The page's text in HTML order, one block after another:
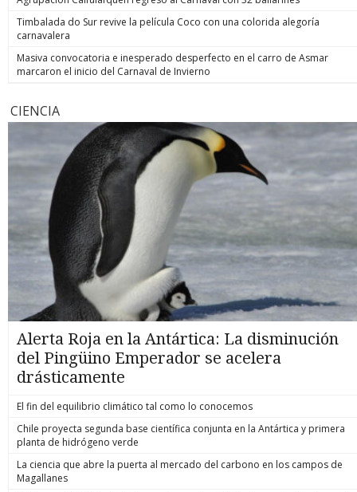
Timbalada do Sur revive la película Coco con una colorida alegoría
carnavalera
Masiva convocatoria e inesperado desperfecto en el carro de Asmar
marcaron el inicio del Carnaval de Invierno
CIENCIA
Alerta Roja en la Antártica: La disminución
del Pingüino Emperador se acelera
drásticamente
El fin del equilibrio climático tal como lo conocemos
Chile proyecta segunda base científica conjunta en la Antártica y primera
planta de hidrógeno verde
La ciencia que abre la puerta al mercado del carbono en los campos de
Magallanes